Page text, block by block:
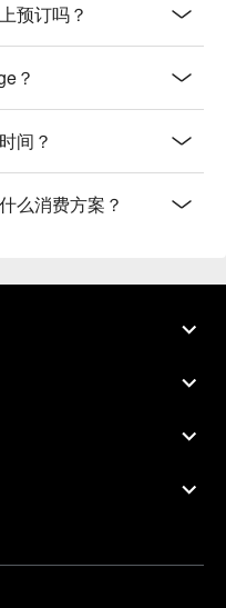
预订吗？
？
间？
么消费方案？